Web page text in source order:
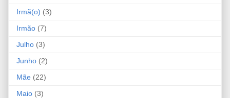
Irmã(o) (3)
Irmão (7)
Julho (3)
Junho (2)
Mãe (22)
Maio (3)